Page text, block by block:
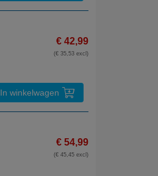
€ 42,99
(€ 35,53 excl)
In winkelwagen
€ 54,99
(€ 45,45 excl)